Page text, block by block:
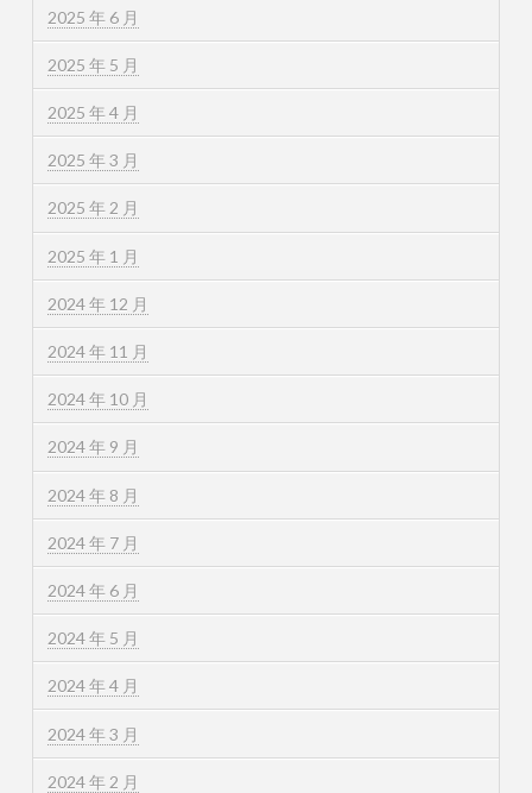
2025 年 6 月
2025 年 5 月
2025 年 4 月
2025 年 3 月
2025 年 2 月
2025 年 1 月
2024 年 12 月
2024 年 11 月
2024 年 10 月
2024 年 9 月
2024 年 8 月
2024 年 7 月
2024 年 6 月
2024 年 5 月
2024 年 4 月
2024 年 3 月
2024 年 2 月